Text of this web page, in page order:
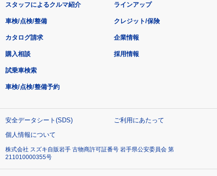
スタッフによるクルマ紹介 ラインアップ
車検/点検/整備 クレジット/保険
カタログ請求
購入相談
試乗車検索
車検/点検/整備予約
企業情報
採用情報
安全データシート(SDS)
ご利用にあたって
個人情報について
株式会社 スズキ自販岩手 古物商許可証番号 岩手県公安委員会 第
211010000355号